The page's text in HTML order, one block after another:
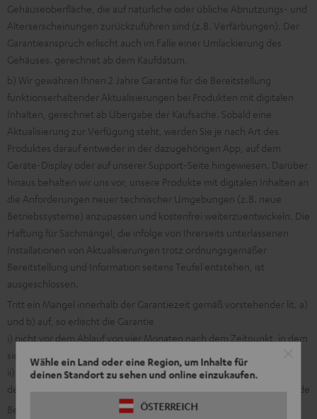
Wähle ein Land oder eine Region, um Inhalte für
deinen Standort zu sehen und online einzukaufen.
ÖSTERREICH
Gehäuseoberfläche, die auf natürliche oder übliche Abnutzungs- und
Alterserscheinungen zurückzuführen sind (z.B. Verfärbungen). Der
Garantieanspruch erlischt auch im Falle einer Umlackierung des
Gehäuses. gerechnet ab dem Kaufdatum.
b) Wir gewähren Ihnen 2 Jahre Garantie für die Bereitstellung
funktionserhaltender Aktualisierungen bei Produkten mit digitalen
Inhalten, gerechnet ab Übergabe der Kaufsache. Sobald eine
Aktualisierung zur Verfügung steht, werden Sie je nach Art des
Produktes darauf entweder in der dazugehörigen App, auf dem
Geräte-Display oder auf unserer Support-Seite hingewiesen. Darüber
hinaus behalten wir uns vor, unsere Produkte mit digitalen Inhalten an
die Anforderungen neuer technischer Umgebungen (z.B. neue
Betriebssysteme) anzupassen und kostenfrei weiterzuentwickeln. Die
Haftung für Sachmängel, die infolge von Ihrerseits unterlassenen
Installationen von Aktualisierungen trotz ordnungsgemäßer
Bereitstellung und Information seitens Teufel entstehen, ist
ausgeschlossen.
Tritt ein Mangel innerhalb der Garantiezeit gemäß vorstehender lit. a)
und b) auf, so erlischt die Garantie
i) nicht vor dem Ablauf von vier Monaten nach dem Zeitpunkt, in dem
sich der Mangel erstmals gezeigt hat und
ii) nicht vor dem Ablauf von zwei Monaten nach dem Zeitpunkt, in
dem die nachgebesserte oder ersetzte Ware an Sie übergeben wurde
Beim Erwerb eines Sets (z.B. "5.1. Set") oder Mischsystems (Aktiv-